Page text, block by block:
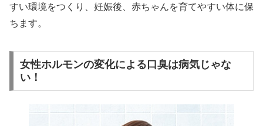
すい環境をつくり、妊娠後、赤ちゃんを育てやすい体に保
ちます。
女性ホルモンの変化による口臭は病気じゃな
い！